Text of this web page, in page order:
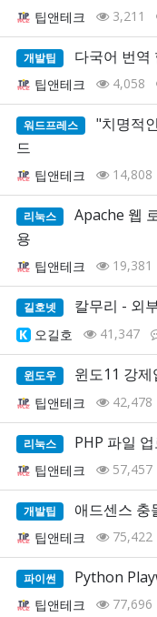
팁앤테크 3,211
개발팁 다국어 번역
팁앤테크 4,058
워드프레스
"치명적
드
팁앤테크 14,808
리눅스
Apache 웹
용
팁앤테크 19,381
길호넷 칼무리 - 외
오길호 41,347
윈도우 윈도11 강
팁앤테크 42,478
리눅스 PHP 파일
팁앤테크 57,457
개발팁 애드센스 충
팁앤테크 75,422
파이썬 Python
팁앤테크 77,696